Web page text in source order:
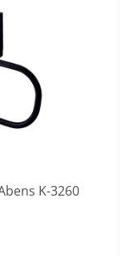
K-3260